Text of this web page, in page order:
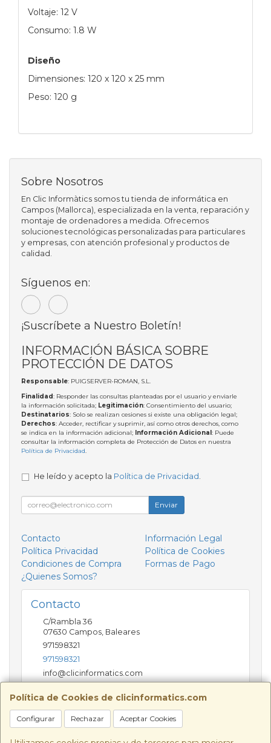
Voltaje: 12 V
Consumo: 1.8 W
Diseño
Dimensiones: 120 x 120 x 25 mm
Peso: 120 g
Política de Cookies de clicinformatics.com
Configurar Rechazar Aceptar Cookies
Sobre Nosotros
En Clic Informàtics somos tu tienda de informática en
Campos (Mallorca), especializada en la venta, reparación y
montaje de ordenadores a medida. Ofrecemos
soluciones tecnológicas personalizadas para particulares
y empresas, con atención profesional y productos de
calidad.
Síguenos en:
¡Suscríbete a Nuestro Boletín!
INFORMACIÓN BÁSICA SOBRE
PROTECCIÓN DE DATOS
Responsable: PUIGSERVER-ROMAN, S.L.
Finalidad: Responder las consultas planteadas por el usuario y enviarle
la información solicitada; Legitimación: Consentimiento del usuario;
Destinatarios: Solo se realizan cesiones si existe una obligación legal;
Derechos: Acceder, rectificar y suprimir, así como otros derechos, como
se indica en la información adicional; Información Adicional: Puede
consultar la información completa de Protección de Datos en nuestra
Política de Privacidad.
He leído y acepto la Política de Privacidad
Enviar
Contacto
Información Legal
Política Privacidad
Política de Cookies
Condiciones de Compra
Formas de Pago
¿Quienes Somos?
Contacto
C/Rambla 36
07630 Campos Baleares
971598321
971598321
info@clicinformatics.com
Horario
De lunes a viernes 9:00-13:30/16:00-19:30 Sábados
10:00-13:00